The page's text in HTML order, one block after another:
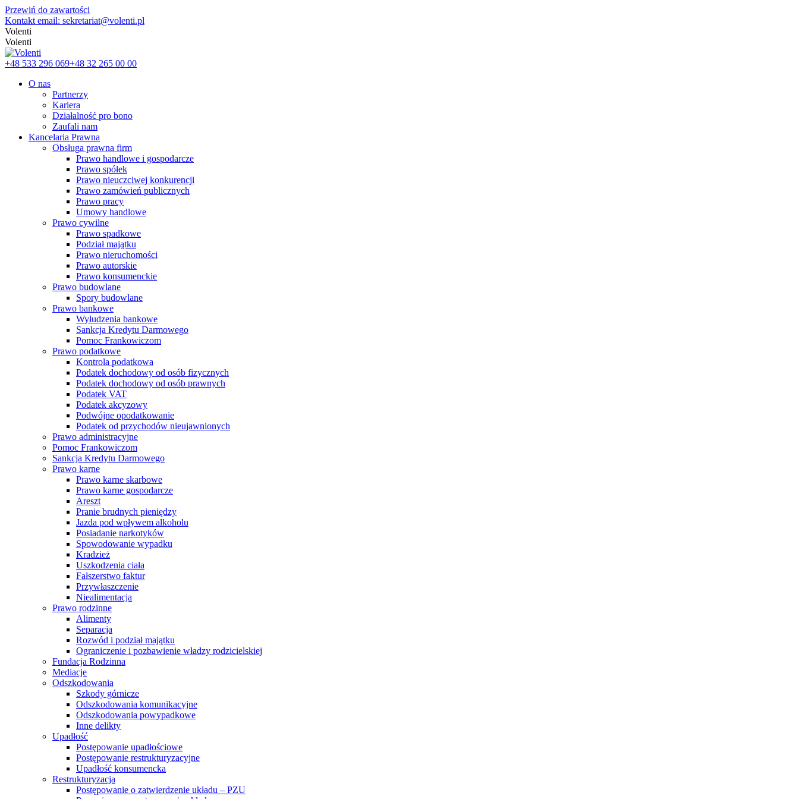
Przewiń do zawartości
Kontakt email: sekretariat@volenti.pl
Volenti
Volenti
+48 533 296 069+48 32 265 00 00
O nas
Partnerzy
Kariera
Działalność pro bono
Zaufali nam
Kancelaria Prawna
Obsługa prawna firm
Prawo handlowe i gospodarcze
Prawo spółek
Prawo nieuczciwej konkurencji
Prawo zamówień publicznych
Prawo pracy
Umowy handlowe
Prawo cywilne
Prawo spadkowe
Podział majątku
Prawo nieruchomości
Prawo autorskie
Prawo konsumenckie
Prawo budowlane
Spory budowlane
Prawo bankowe
Wyłudzenia bankowe
Sankcja Kredytu Darmowego
Pomoc Frankowiczom
Prawo podatkowe
Kontrola podatkowa
Podatek dochodowy od osób fizycznych
Podatek dochodowy od osób prawnych
Podatek VAT
Podatek akcyzowy
Podwójne opodatkowanie
Podatek od przychodów nieujawnionych
Prawo administracyjne
Pomoc Frankowiczom
Sankcja Kredytu Darmowego
Prawo karne
Prawo karne skarbowe
Prawo karne gospodarcze
Areszt
Pranie brudnych pieniędzy
Jazda pod wpływem alkoholu
Posiadanie narkotyków
Spowodowanie wypadku
Kradzież
Uszkodzenia ciała
Fałszerstwo faktur
Przywłaszczenie
Niealimentacja
Prawo rodzinne
Alimenty
Separacja
Rozwód i podział majątku
Ograniczenie i pozbawienie władzy rodzicielskiej
Fundacja Rodzinna
Mediacje
Odszkodowania
Szkody górnicze
Odszkodowania komunikacyjne
Odszkodowania powypadkowe
Inne delikty
Upadłość
Postępowanie upadłościowe
Postępowanie restrukturyzacyjne
Upadłość konsumencka
Restrukturyzacja
Postępowanie o zatwierdzenie układu – PZU